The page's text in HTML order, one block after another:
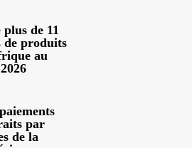
de 11
de produits
au
par
de la